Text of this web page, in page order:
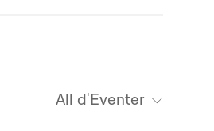
All d'Eventer